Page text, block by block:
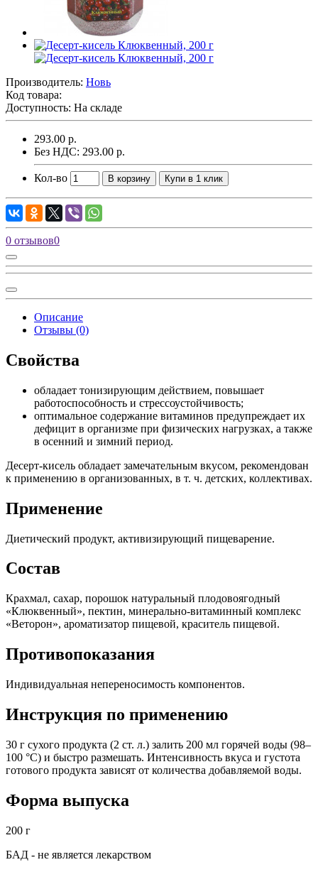
Производитель: Новь
Код товара:
Доступность: На складе
293.00 р.
Без НДС: 293.00 р.
Кол-во В корзину Купи в 1 клик
0 отзывов0
Описание
Отзывы (0)
Свойства
обладает тонизирующим действием, повышает
работоспособность и стрессоустойчивость;
оптимальное содержание витаминов предупреждает их
дефицит в организме при физических нагрузках, а также
в осенний и зимний период.
Десерт-­кисель обладает замечательным вкусом, рекомендован
к применению в организованных, в т. ч. детских, коллективах.
Применение
Диетический продукт, активизирующий пищеварение.
Состав
Крахмал, сахар, порошок натуральный плодово­ягодный
«Клюквенный», пектин, минерально-витаминный комплекс
«Веторон», ароматизатор пищевой, краситель пищевой.
Противопоказания
Индивидуальная непереносимость компонентов.
Инструкция по применению
30 г сухого продукта (2 ст. л.) залить 200 мл горячей воды (98–
100 °С) и быстро размешать. Интенсивность вкуса и густота
готового продукта зависят от количества добавляемой воды.
Форма выпуска
200 г
БАД - не является лекарством